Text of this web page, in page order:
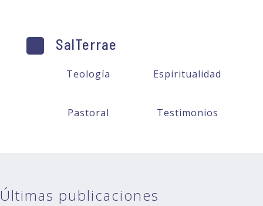
SalTerrae
Teología Espiritualidad
Pastoral Testimonios
Últimas publicaciones